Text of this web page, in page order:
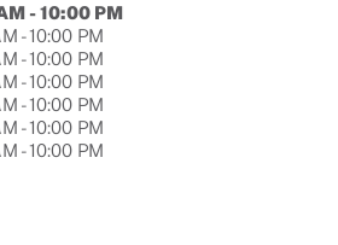
-10:00 PM
-10:00 PM
-10:00 PM
-10:00 PM
-10:00 PM
-10:00 PM
-10:00 PM